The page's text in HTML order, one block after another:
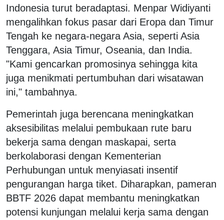
Indonesia turut beradaptasi. Menpar Widiyanti
mengalihkan fokus pasar dari Eropa dan Timur
Tengah ke negara-negara Asia, seperti Asia
Tenggara, Asia Timur, Oseania, dan India.
"Kami gencarkan promosinya sehingga kita
juga menikmati pertumbuhan dari wisatawan
ini," tambahnya.
Pemerintah juga berencana meningkatkan
aksesibilitas melalui pembukaan rute baru
bekerja sama dengan maskapai, serta
berkolaborasi dengan Kementerian
Perhubungan untuk menyiasati insentif
pengurangan harga tiket. Diharapkan, pameran
BBTF 2026 dapat membantu meningkatkan
potensi kunjungan melalui kerja sama dengan